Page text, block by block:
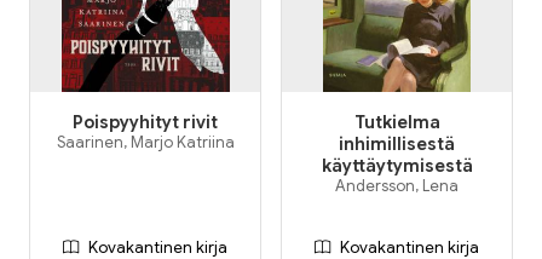
Poispyyhityt rivit
Saarinen, Marjo Katriina
Kovakantinen kirja
Tutkielma
inhimillisestä
käyttäytymisestä
Andersson, Lena
Kovakantinen kirja